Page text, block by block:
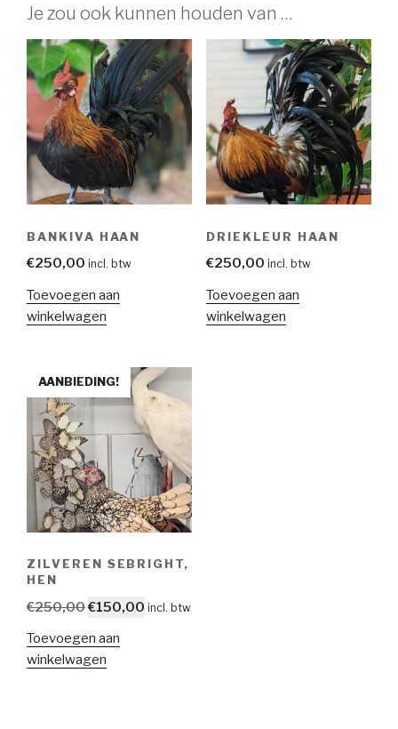
Je zou ook kunnen houden van …
BANKIVA HAAN
€250,00 incl. btw
Toevoegen aan
winkelwagen
DRIEKLEUR HAAN
€250,00 incl. btw
Toevoegen aan
winkelwagen
AANBIEDING!
ZILVEREN SEBRIGHT,
HEN
€250,00Oorspronkelijke
was:
€250,00.
€150,00 Huidige
incl. btw
Toevoegen aan
winkelwagen